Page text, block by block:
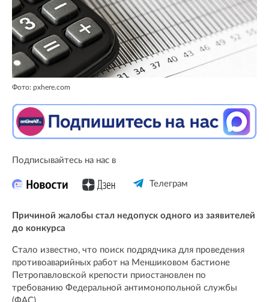
Фото: pxhere.com
Подписывайтесь на нас в
Телеграм
Причиной жалобы стал недопуск одного из заявителей
до конкурса
Стало известно, что поиск подрядчика для проведения
противоаварийных работ на Меншиковом бастионе
Петропавловской крепости приостановлен по
требованию Федеральной антимонопольной службы